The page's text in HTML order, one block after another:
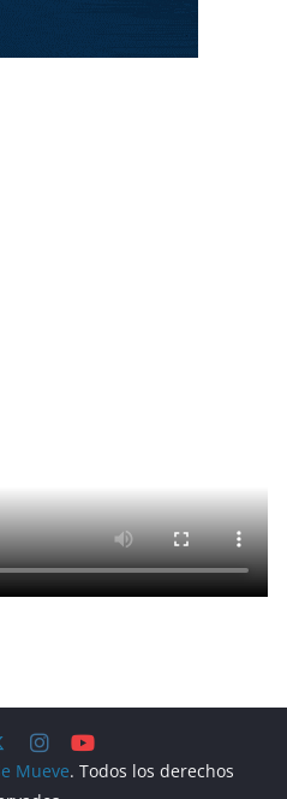
Mueve. Todos los derechos